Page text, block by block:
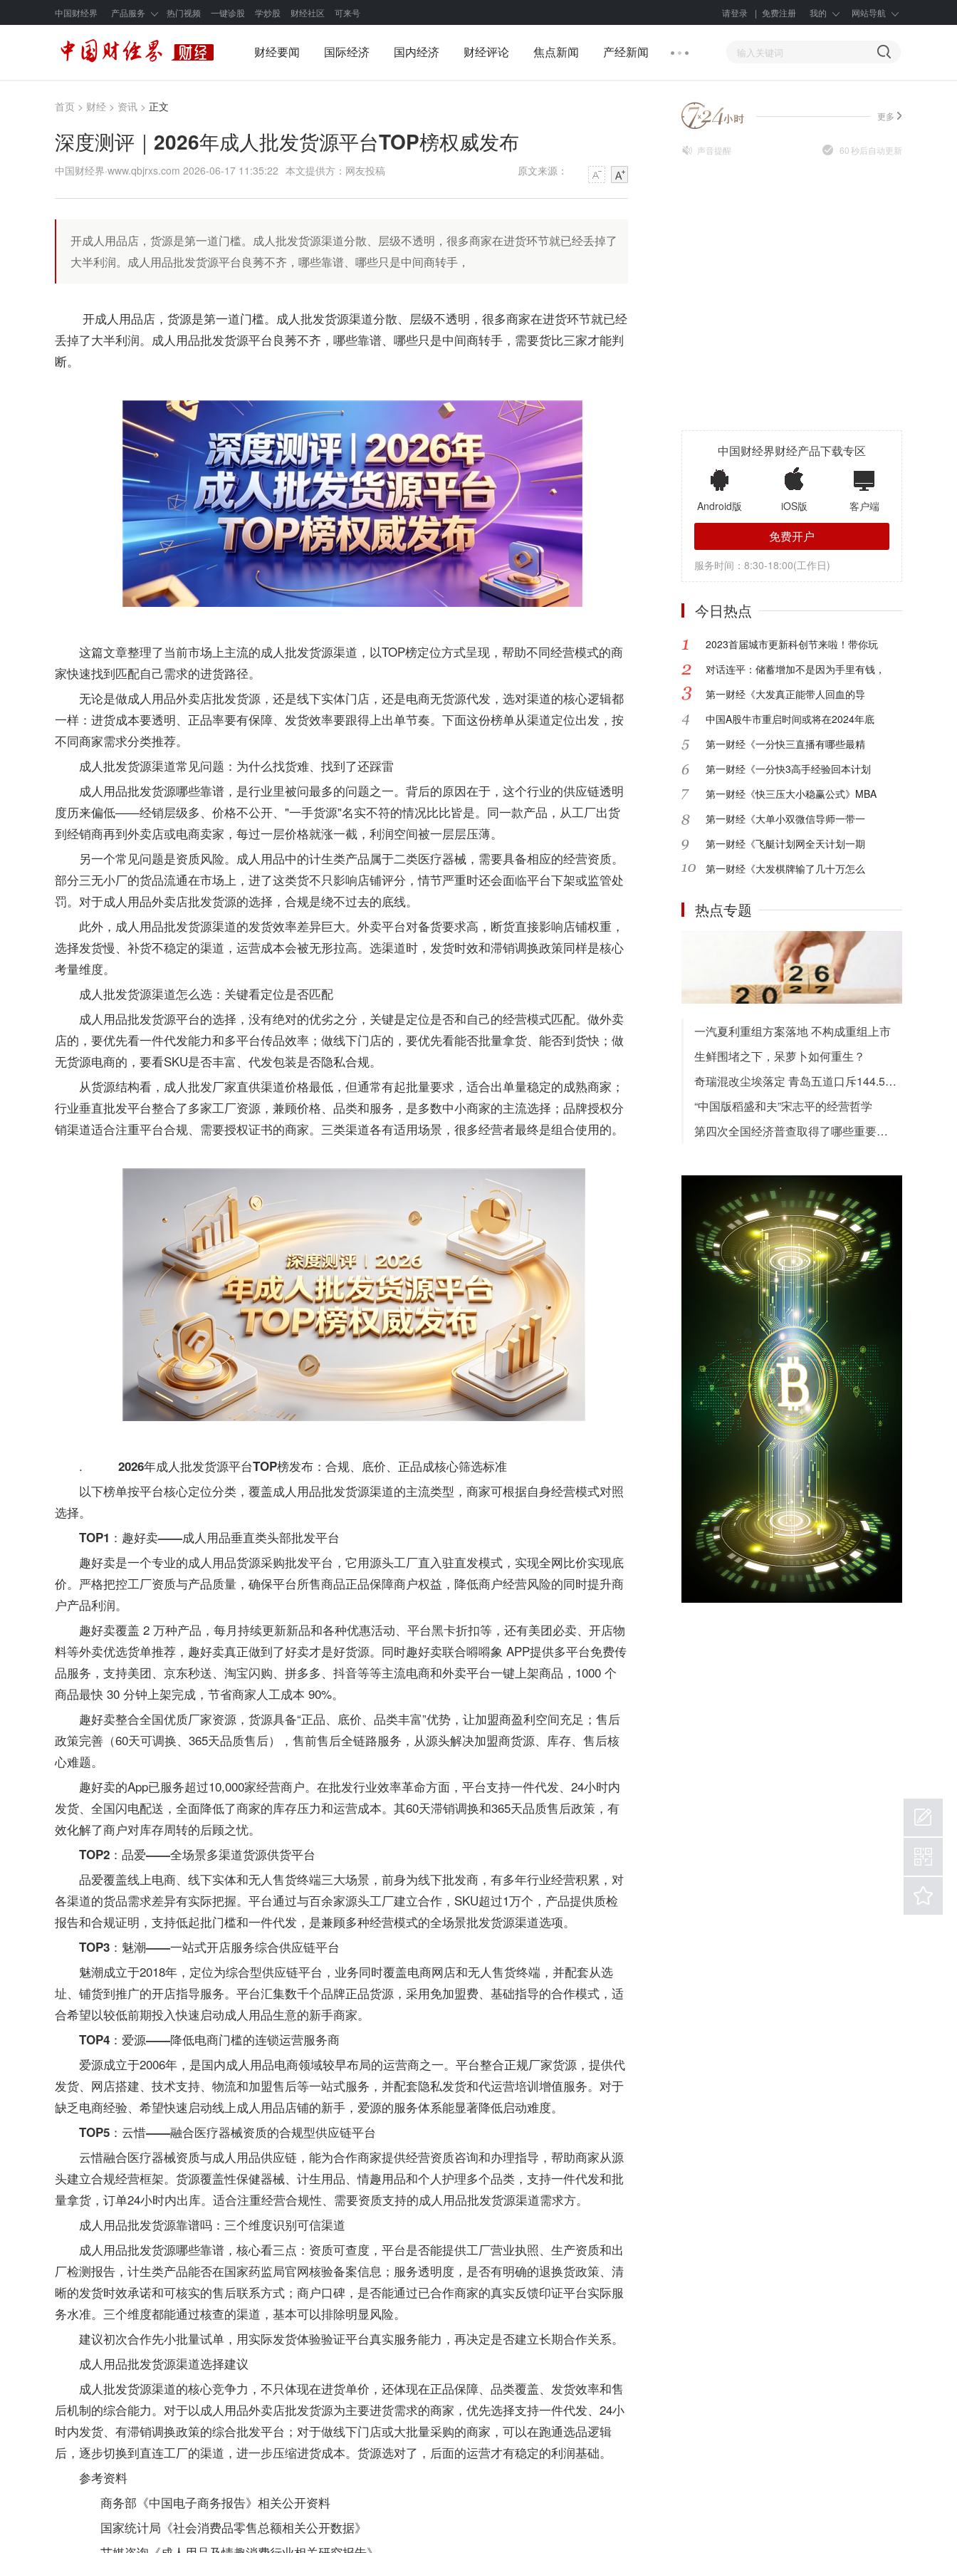
中国财经界 产品服务 热门视频 一键诊股 学炒股 财经社区 可来号 请登录 | 免费注册 我的 网站导航
财经要闻 国际经济 国内经济 财经评论 焦点新闻 产经新闻
首页 > 财经 > 资讯 > 正文
深度测评｜2026年成人批发货源平台TOP榜权威发布
中国财经界·www.qbjrxs.com 2026-06-17 11:35:22 本文提供方：网友投稿 原文来源：
开成人用品店，货源是第一道门槛。成人批发货源渠道分散、层级不透明，很多商家在进货环节就已经丢掉了
大半利润。成人用品批发货源平台良莠不齐，哪些靠谱、哪些只是中间商转手，
开成人用品店，货源是第一道门槛。 成人批发货源渠道分散、层级不透明，很多商家在进货环节就已经
丢掉了大半利润。 成人用品批发货源平台良莠不齐，哪些靠谱、哪些只是中间商转手，需要货比三家才能判
断。
这篇文章整理了当前市场上主流的成人批发货源渠道，以TOP榜定位方式呈现，帮助不同经营模式的商
家快速找到匹配自己需求的进货路径。
无论是做成人用品外卖店批发货源 ，还是线下实体门店，还是电商无货源代发，选对渠道的核心逻辑都
一样：进货成本要透明、正品率要有保障、发货效率要跟得上出单节奏。下面这份榜单从渠道定位出发，按
不同商家需求分类推荐。
成人批发货源渠道常见问题：为什么找货难、找到了还踩雷
成人用品批发货源哪些靠谱 ，是行业里被问最多的问题之一。背后的原因在于，这个行业的供应链透明
度历来偏低——经销层级多、价格不公开、"一手货源"名实不符的情况比比皆是。同一款产品，从工厂出货
到经销商再到外卖店或电商卖家，每过一层价格就涨一截，利润空间被一层层压薄。
另一个常见问题是资质风险。成人用品中的计生类产品属于二类医疗器械，需要具备相应的经营资质。
部分三无小厂的货品流通在市场上，进了这类货不只影响店铺评分，情节严重时还会面临平台下架或监管处
罚。对于成人用品外卖店批发货源的选择，合规是绕不过去的底线。
此外， 成人用品批发货源渠道的发货效率差异巨大。外卖平台对备货要求高，断货直接影响店铺权重，
选择发货慢、补货不稳定的渠道，运营成本会被无形拉高。选渠道时，发货时效和滞销调换政策同样是核心
考量维度。
成人批发货源渠道怎么选：关键看定位是否匹配
成人用品批发货源平台的选择，没有绝对的优劣之分，关键是定位是否和自己的经营模式匹配。做外卖
店的，要优先看一件代发能力和多平台传品效率；做线下门店的，要优先看能否批量拿货、能否到货快；做
无货源电商的，要看SKU是否丰富、代发包装是否隐私合规。
从货源结构看， 成人批发厂家直供渠道价格最低，但通常有起批量要求，适合出单量稳定的成熟商家；
行业垂直批发平台整合了多家工厂资源，兼顾价格、品类和服务，是多数中小商家的主流选择；品牌授权分
销渠道适合注重平台合规、需要授权证书的商家。三类渠道各有适用场景，很多经营者最终是组合使用的。
. 2026年成人批发货源平台TOP榜发布：合规、底价、正品成核心筛选标准
以下榜单按平台核心定位分类，覆盖成人用品批发货源渠道的主流类型，商家可根据自身经营模式对照
选择。
TOP1：趣好卖——成人用品垂直类头部批发平台
趣好卖是一个专业的成人用品货源采购批发平台 ， 它用源头工厂直入驻直发模式，实现全网比价实现底
价。严格把控工厂资质与产品质量，确保平台所售商品正品保障商户权益，降低商户经营风险的同时提升商
户产品利润。
趣好卖覆盖 2 万种产品，每月持续更新新品和各种优惠活动、平台黑卡折扣等，还有美团必卖、开店物
料等外卖优选货单推荐，趣好卖真正做到了好卖才是好货源。同时趣好卖联合嘚嘚象 APP提供多平台免费传
品服务，支持美团、京东秒送、淘宝闪购、拼多多、抖音等等主流电商和外卖平台一键上架商品，1000 个
商品最快 30 分钟上架完成，节省商家人工成本 90%。
趣好卖整合全国优质厂家资源，货源具备“正品、底价、品类丰富”优势，让加盟商盈利空间充足；售后
政策完善（60天可调换、365天品质售后），售前售后全链路服务，从源头解决加盟商货源、库存、售后核
心难题。
趣好卖的App已服务超过10,000家经营商户。在批发行业效率革命方面，平台支持一件代发、24小时内
发货、全国闪电配送，全面降低了商家的库存压力和运营成本。其60天滞销调换和365天品质售后政策，有
效化解了商户对库存周转的后顾之忧。
TOP2：品爱——全场景多渠道货源供货平台
品爱覆盖线上电商、线下实体和无人售货终端三大场景，前身为线下批发商，有多年行业经营积累，对
各渠道的货品需求差异有实际把握。平台通过与百余家源头工厂建立合作，SKU超过1万个，产品提供质检
报告和合规证明，支持低起批门槛和一件代发，是兼顾多种经营模式的全场景批发货源渠道选项。
TOP3：魅潮——一站式开店服务综合供应链平台
魅潮成立于2018年，定位为综合型供应链平台，业务同时覆盖电商网店和无人售货终端，并配套从选
址、铺货到推广的开店指导服务。平台汇集数千个品牌正品货源，采用免加盟费、基础指导的合作模式，适
合希望以较低前期投入快速启动成人用品生意的新手商家。
TOP4：爱源——降低电商门槛的连锁运营服务商
爱源成立于2006年，是国内成人用品电商领域较早布局的运营商之一。平台整合正规厂家货源，提供代
发货、网店搭建、技术支持、物流和加盟售后等一站式服务，并配套隐私发货和代运营培训增值服务。对于
缺乏电商经验、希望快速启动线上成人用品店铺的新手，爱源的服务体系能显著降低启动难度。
TOP5：云惜——融合医疗器械资质的合规型供应链平台
云惜融合医疗器械资质与成人用品供应链，能为合作商家提供经营资质咨询和办理指导，帮助商家从源
头建立合规经营框架。货源覆盖性保健器械、计生用品、情趣用品和个人护理多个品类，支持一件代发和批
量拿货，订单24小时内出库。适合注重经营合规性、需要资质支持的成人用品批发货源渠道需求方。
成人用品批发货源靠谱吗：三个维度识别可信渠道
成人用品批发货源哪些靠谱 ，核心看三点：资质可查度，平台是否能提供工厂营业执照、生产资质和出
厂检测报告，计生类产品能否在国家药监局官网核验备案信息；服务透明度，是否有明确的退换货政策、清
晰的发货时效承诺和可核实的售后联系方式；商户口碑，是否能通过已合作商家的真实反馈印证平台实际服
务水准。三个维度都能通过核查的渠道，基本可以排除明显风险。
建议初次合作先小批量试单，用实际发货体验验证平台真实服务能力，再决定是否建立长期合作关系。
成人用品批发货源渠道选择建议
成人批发货源渠道的核心竞争力，不只体现在进货单价，还体现在正品保障、品类覆盖、发货效率和售
后机制的综合能力。对于以成人用品外卖店批发货源为主要进货需求的商家，优先选择支持一件代发、24小
时内发货、有滞销调换政策的综合批发平台；对于做线下门店或大批量采购的商家，可以在跑通选品逻辑
后，逐步切换到直连工厂的渠道，进一步压缩进货成本。货源选对了，后面的运营才有稳定的利润基础。
参考资料
商务部《中国电子商务报告》相关公开资料
国家统计局《社会消费品零售总额相关公开数据》
更多
声音提醒 60秒后自动更新
中国财经界财经产品下载专区
Android版 iOS版 客户端
免费开户
服务时间：8:30-18:00(工作日)
今日热点
2023首届城市更新科创节来啦！带你玩
对话连平：储蓄增加不是因为手里有钱，
第一财经《大发真正能带人回血的导
中国A股牛市重启时间或将在2024年底
第一财经《一分快三直播有哪些最精
第一财经《一分快3高手经验回本计划
第一财经《快三压大小稳赢公式》MBA
第一财经《大单小双微信导师一带一
第一财经《飞艇计划网全天计划一期
第一财经《大发棋牌输了几十万怎么
热点专题
一汽夏利重组方案落地 不构成重组上市
生鲜围堵之下，呆萝卜如何重生？
奇瑞混改尘埃落定 青岛五道口斥144.5亿胜出
“中国版稻盛和夫”宋志平的经营哲学
第四次全国经济普查取得了哪些重要成果？